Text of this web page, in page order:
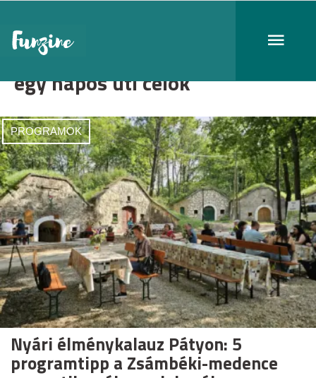
egy napos úti célok
PROGRAMOK
Nyári élménykalauz Pátyon: 5
programtipp a Zsámbéki-medence